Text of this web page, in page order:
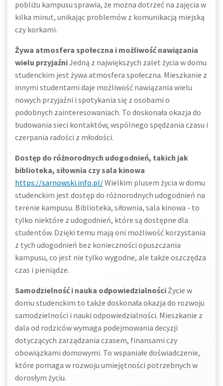
pobliżu kampusu sprawia, że można dotrzeć na zajęcia w
kilka minut, unikając problemów z komunikacją miejską
czy korkami.
Żywa atmosfera społeczna i możliwość nawiązania
wielu przyjaźniJedną z największych zalet życia w domu
studenckim jest żywa atmosfera społeczna. Mieszkanie z
innymi studentami daje możliwość nawiązania wielu
nowych przyjaźni i spotykania się z osobami o
podobnych zainteresowaniach. To doskonała okazja do
budowania sieci kontaktów, wspólnego spędzania czasu i
czerpania radości z młodości.
Dostęp do różnorodnych udogodnień, takich jak
biblioteka, siłownia czy sala kinowa
https://sarnowski.info.pl/Wielkim plusem życia w domu
studenckim jest dostęp do różnorodnych udogodnień na
terenie kampusu. Biblioteka, siłownia, sala kinowa - to
tylko niektóre z udogodnień, które są dostępne dla
studentów. Dzięki temu mają oni możliwość korzystania
z tych udogodnień bez konieczności opuszczania
kampusu, co jest nie tylko wygodne, ale także oszczędza
czas i pieniądze.
Samodzielność i nauka odpowiedzialnościŻycie w
domu studenckim to także doskonała okazja do rozwoju
samodzielności i nauki odpowiedzialności. Mieszkanie z
dala od rodziców wymaga podejmowania decyzji
dotyczących zarządzania czasem, finansami czy
obowiązkami domowymi. To wspaniałe doświadczenie,
które pomaga w rozwoju umiejętności potrzebnych w
dorosłym życiu.